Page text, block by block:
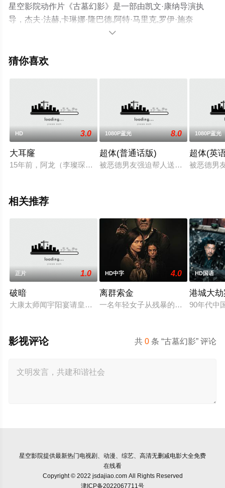
星空影院动作片《古墓幻影》是一部由凯文·康纳导演执
导，杰夫·法赫,卡琳娜·隆巴德,阿特·马里克,罗伊·施奈
德,Tony,Musante,Katrina,Gibson等演员精彩演绎的美国电
空电影网，更多相关信息可移步至豆瓣电影、电视猫或剧

猜你喜欢
HD 3.0
大耳窿
15年前，阿龙（李璨琛饰）父因母亲珊姐（吕珊饰）烂赌向大
1080P蓝光 8.0
超体(普通话版)
被恶德男友强迫帮人送货的年轻女子
1080P蓝光
超体(英
被恶德男
相关推荐
正片 1.0
破暗
大康太师闻宇阳宴请皇上义子神策府神威将军冷啸天，席间告
HD中字 4.0
离群索金
一名年轻女子从残暴的亡命团伙手中
HD国语
港城大
90年代中
共0 条 “古墓幻影” 评论
影视评论
星空影院提供最新热门电视剧、动漫、综艺、高清无删减电影大全免费
在线看
Copyright © 2022 jsdajiao.com All Rights Reserved
津ICP备2022067711号